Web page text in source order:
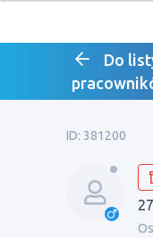
Do
ID: 381200